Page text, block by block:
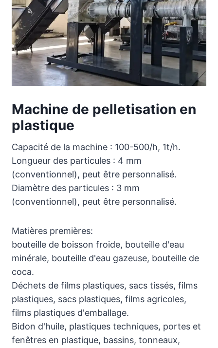
Machine de pelletisation en
plastique
Capacité de la machine : 100-500/h, 1t/h.
Longueur des particules : 4 mm
(conventionnel), peut être personnalisé.
Diamètre des particules : 3 mm
(conventionnel), peut être personnalisé.
Matières premières:
bouteille de boisson froide, bouteille d'eau
minérale, bouteille d'eau gazeuse, bouteille de
coca.
Déchets de films plastiques, sacs tissés, films
plastiques, sacs plastiques, films agricoles,
films plastiques d'emballage.
Bidon d'huile, plastiques techniques, portes et
fenêtres en plastique, bassins, tonneaux,